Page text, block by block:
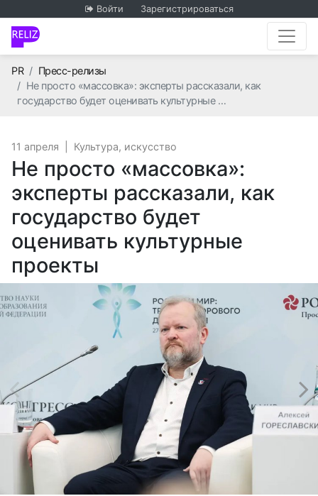
Войти Зарегистрироваться
PRГлавная
Пресс-релизы
Не просто «массовка»: эксперты рассказали, как
государство будет оценивать культурные …
11 апреля Культура, искусство
Не просто «массовка»:
эксперты рассказали, как
государство будет
оценивать культурные
проекты